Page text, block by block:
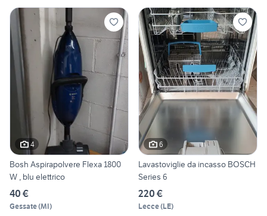
4
Bosh Aspirapolvere Flexa 1800
W , blu elettrico
40 €
Gessate(MI)
6
Lavastoviglie da incasso BOSCH
Series 6
220 €
Lecce(LE)